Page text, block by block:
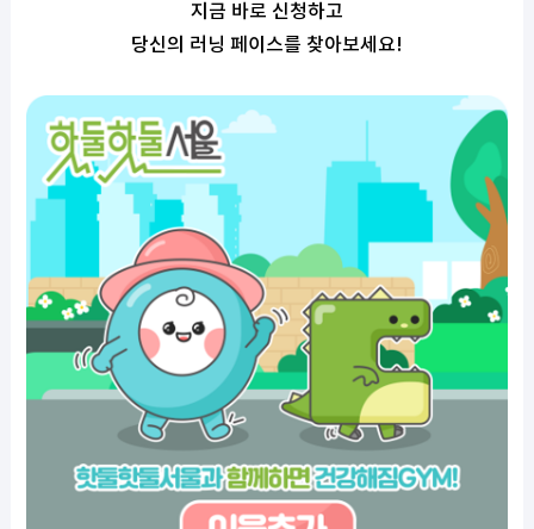
지금 바로 신청하고
당신의 러닝 페이스를 찾아보세요!